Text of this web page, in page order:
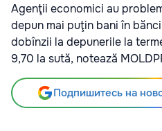
Agenţii economici au
depun mai puţin bani în
dobînzii la depunerile la
9,70 la sută, notează
Подпишитесь на